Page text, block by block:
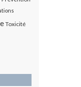
Toxicité